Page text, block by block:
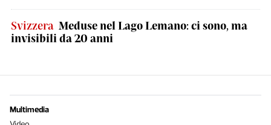
Svizzera Meduse nel Lago Lemano: ci sono, ma
invisibili da 20 anni
Multimedia